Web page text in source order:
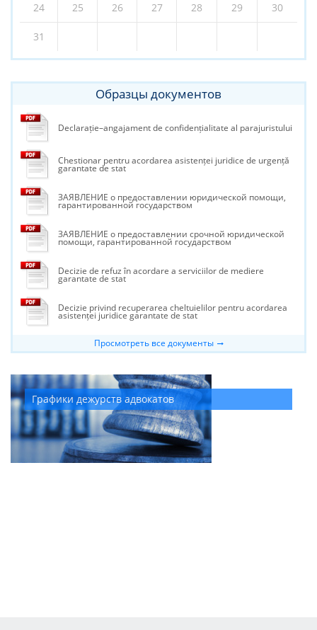
24 25 26 27 28 29 30
31
Образцы документов
Declarație–angajament de confidențialitate al parajuristului
Chestionar pentru acordarea asistenței juridice de urgență
garantate de stat
ЗАЯВЛЕНИЕ о предоставлении юридической помощи,
гарантированной государством
ЗАЯВЛЕНИЕ о предоставлении срочной юридической
помощи, гарантированной государством
Decizie de refuz în acordare a serviciilor de mediere
garantate de stat
Decizie privind recuperarea cheltuielilor pentru acordarea
asistenței juridice garantate de stat
Просмотреть все документы
Графики дежурств адвокатов